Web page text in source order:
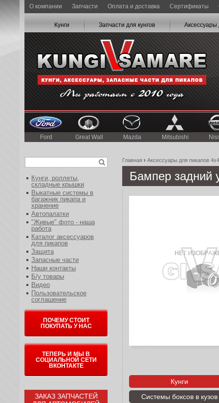
О компании Запчасти Оплата и доставка Сертификаты
Кунги Запчасти для кунгов Аксессуары
Ford Great Wall Mazda Mitsubishi
Главная › Аксессуары для пикапов 4x4
Бампер задний
Кунги
Системы боксов в кузов
Кунги, роллеты,
складные крышки
Выкатные системы в
багажник пикапа и
хранение
Автопалатки
"Живые" фото - наша
работа
Каталог аксессуаров
для пикапов
Защита
Запасные части
Наши контакты
Б/у товары
Видео
Пользовательское
соглашение
ПОЧЕМУ СТОИТ
ПОКУПАТЬ У НАС
ТЕПЕРЬ И МЫ В
СОЦИАЛЬНОЙ СЕТИ
ВКОНТАКТЕ
ЗАКАЗ ЗАПЧАСТЕЙ